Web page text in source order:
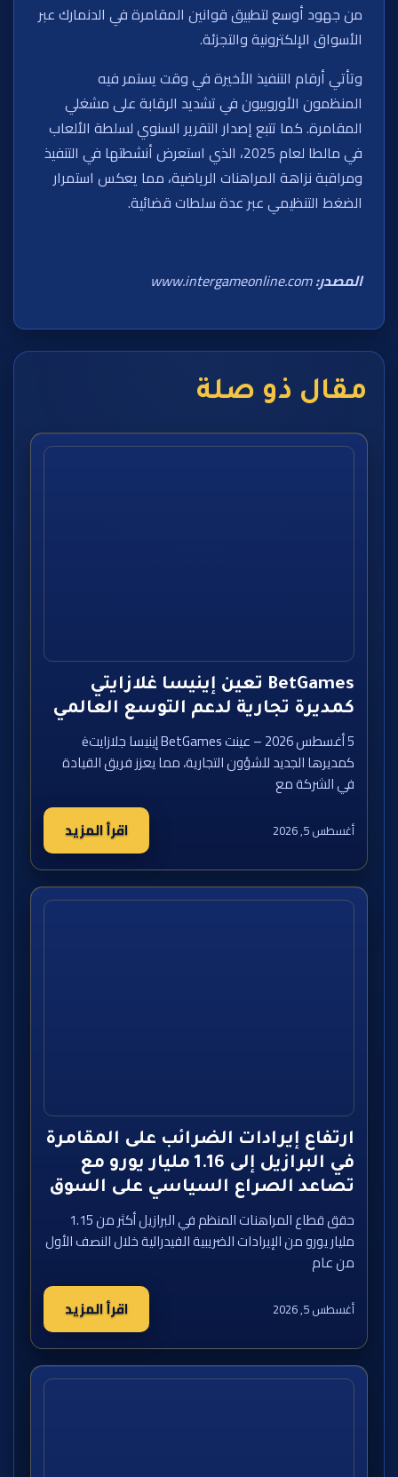
من جهود أوسع لتطبيق قوانين المقامرة في الدنمارك عبر
الأسواق الإلكترونية والتجزئة.
وتأتي أرقام التنفيذ الأخيرة في وقت يستمر فيه
المنظمون الأوروبيون في تشديد الرقابة على مشغلي
المقامرة. كما تتبع إصدار التقرير السنوي لسلطة الألعاب
في مالطا لعام 2025، الذي استعرض أنشطتها في التنفيذ
ومراقبة نزاهة المراهنات الرياضية، مما يعكس استمرار
الضغط التنظيمي عبر عدة سلطات قضائية.
المصدر:www.intergameonline.com
مقال ذو صلة
BetGames تعين إينيسا غلازايتي
كمديرة تجارية لدعم التوسع العالمي
5 أغسطس 2026 – عينت BetGames إينيسا جلازايتė
كمديرها الجديد للشؤون التجارية، مما يعزز فريق القيادة
في الشركة مع
أغسطس 5, 2026 اقرأ المزيد
ارتفاع إيرادات الضرائب على المقامرة
في البرازيل إلى 1.16 مليار يورو مع
تصاعد الصراع السياسي على السوق
حقق قطاع المراهنات المنظم في البرازيل أكثر من 1.15
مليار يورو من الإيرادات الضريبية الفيدرالية خلال النصف الأول
من عام
أغسطس 5, 2026 اقرأ المزيد